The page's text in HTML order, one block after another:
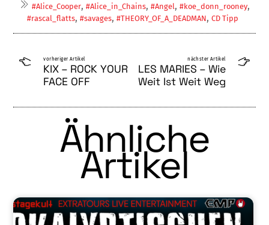
#Alice_Cooper, #Alice_in_Chains, #Angel, #koe_donn_rooney,
#rascal_flatts, #savages, #THEORY_OF_A_DEADMAN, CD Tipp
vorheriger Artikel
KIX – ROCK YOUR
FACE OFF
nächster Artikel
LES MARIES – Wie
Weit Ist Weit Weg
Ähnliche
Artikel